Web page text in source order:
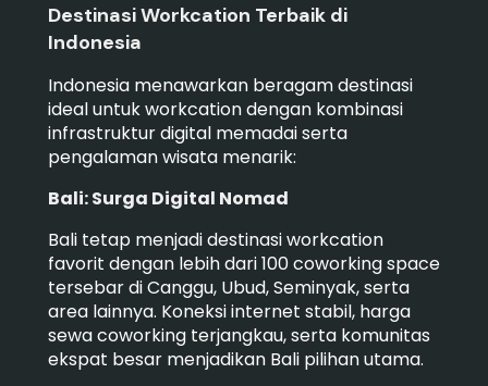
Destinasi Workcation Terbaik di
Indonesia
Indonesia menawarkan beragam destinasi
ideal untuk workcation dengan kombinasi
infrastruktur digital memadai serta
pengalaman wisata menarik:
Bali: Surga Digital Nomad
Bali tetap menjadi destinasi workcation
favorit dengan lebih dari 100 coworking space
tersebar di Canggu, Ubud, Seminyak, serta
area lainnya. Koneksi internet stabil, harga
sewa coworking terjangkau, serta komunitas
ekspat besar menjadikan Bali pilihan utama.